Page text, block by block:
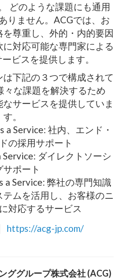
どのような課題にも通用
りません。ACGでは、お
尊重し、外的・内的要因
対応可能な専門家による
ビスを提供します。
下記の３つで構成されて
々な課題を解決するため
サービスを提供していま
す。
Service: 社内、エンド・
の採用サポート
Service: ダイレクトソーシ
サポート
a Service: 弊社の専門知識
ムを活用し、お客様のニ
対応するサービス
https://acg-jp.com/
ググループ株式会社 (ACG)